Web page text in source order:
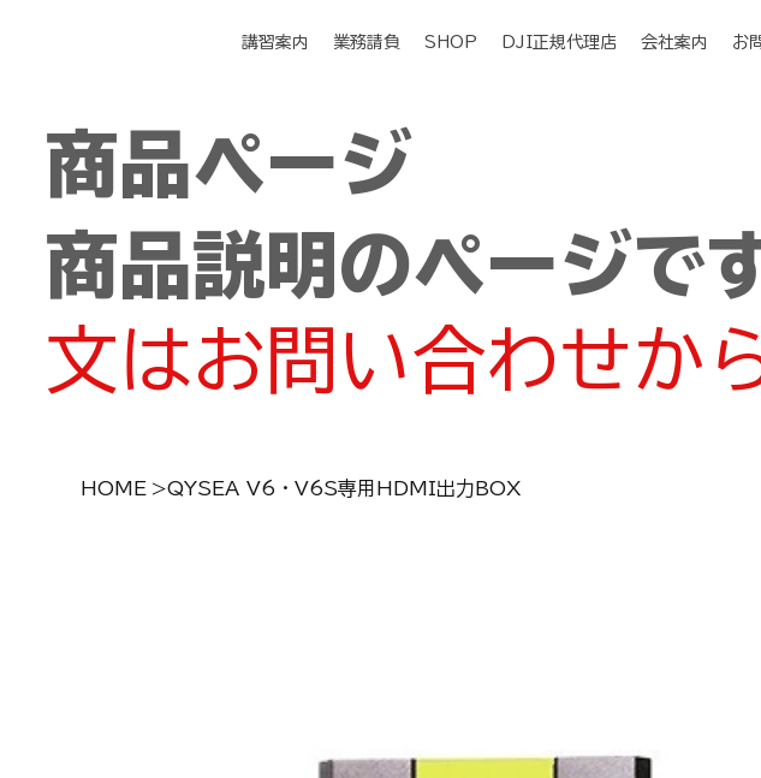
講習案内 業務請負 SHOP DJI正規代理店 会社案内 お
商品ページ
商品説明のページです
文はお問い合わせか
HOME >QYSEA V6・V6S専用HDMI出力BOX